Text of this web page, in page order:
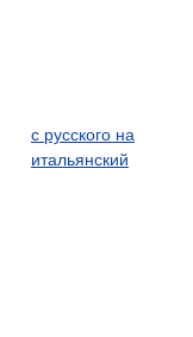
с русского на
итальянский